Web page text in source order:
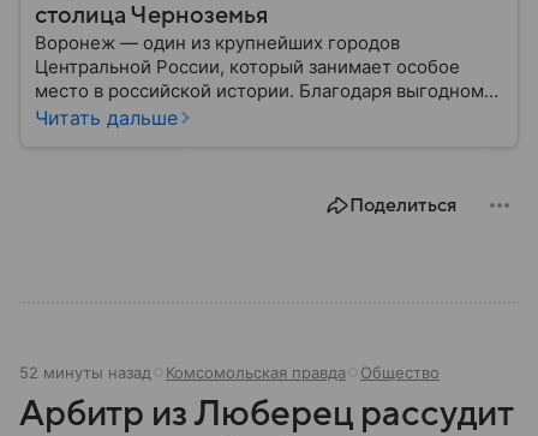
столица Черноземья
Воронеж — один из крупнейших городов
Центральной России, который занимает особое
место в российской истории. Благодаря выгодному
расположению на юге европейской части страны
Читать дальше
Поделиться
52 минуты назад Комсомольская правда Общество
Арбитр из Люберец рассудит